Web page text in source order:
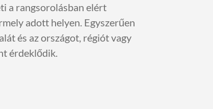
a rangsorolásban elért
adott helyen. Egyszerűen
és az országot, régiót vagy
érdeklődik.